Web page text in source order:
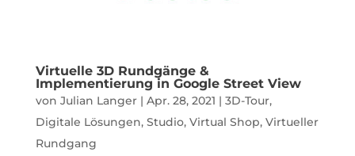
Virtuelle 3D Rundgänge &
Implementierung in Google Street View
von Julian Langer| Apr. 28, 2021 | 3D-Tour,
Digitale Lösungen, Studio, Virtual Shop, Virtueller
Rundgang